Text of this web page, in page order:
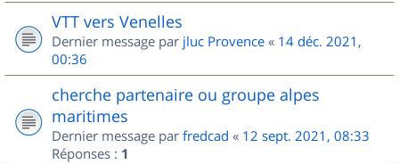
VTT vers Venelles
Dernier message par jluc Provence « 14 déc. 2021,
00:36
cherche partenaire ou groupe alpes
maritimes
Dernier message par fredcad « 12 sept. 2021, 08:33
Réponses : 1